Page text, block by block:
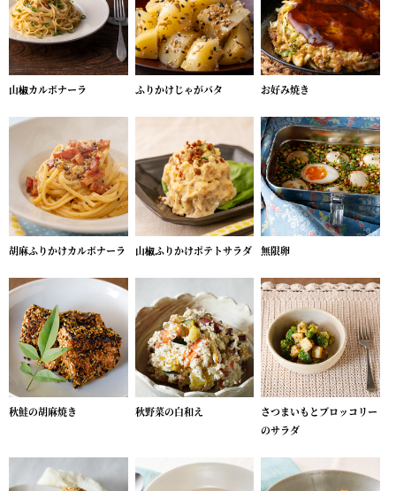
山椒カルボナーラ ふりかけじゃがバタ お好み焼き
胡麻ふりかけカルボナーラ 山椒ふりかけポテトサラダ 無限卵
秋鮭の胡麻焼き 秋野菜の白和え
さつまいもとブロッコリー
のサラダ